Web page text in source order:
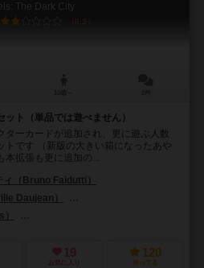
The Dark City
6.2
ト（単品では遊べません）
ターカードが追加され、更に遊ぶ人数
トです （新版の大きい箱になったあや
本拡張も更に追加の...
（Bruno Faidutti）
Daujean）
19
お気に入り
120
持ってる